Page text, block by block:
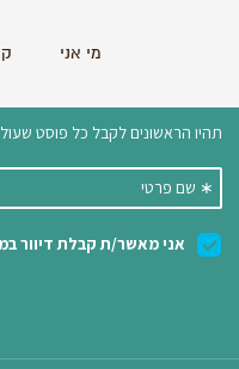
מי אני
הצטרפו